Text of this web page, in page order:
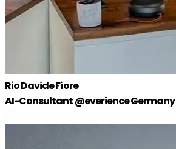
Rio Davide Fiore
AI-Consultant @everience Germany